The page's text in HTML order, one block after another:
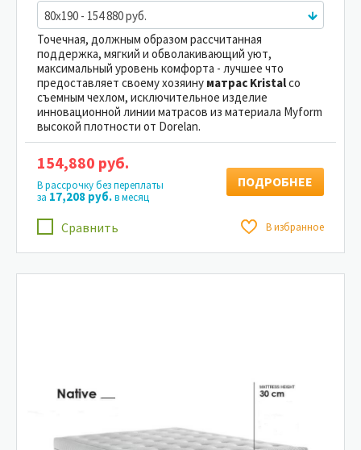
80x190 - 154 880 руб.
Точечная, должным образом рассчитанная
поддержка, мягкий и обволакивающий уют,
максимальный уровень комфорта - лучшее что
предоставляет своему хозяину матрас Kristalсо
съемным чехлом, исключительное изделие
инновационной линии матрасов из материала Myform
высокой плотности от Dorelan.
Сравнить В избранное
154,880 руб.
В рассрочку без переплаты
за 17,208 руб.в месяц
ПОДРОБНЕЕ